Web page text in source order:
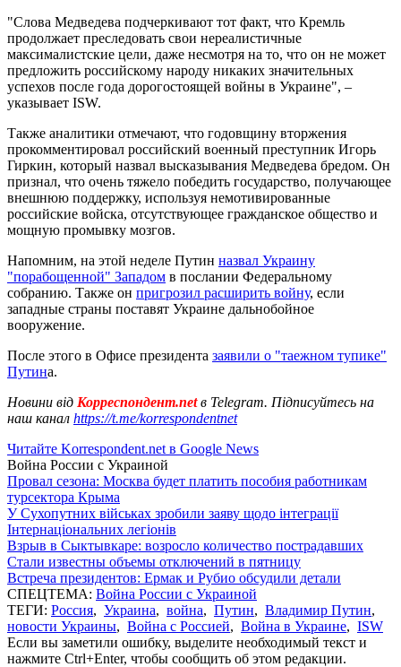
"Слова Медведева подчеркивают тот факт, что Кремль
продолжает преследовать свои нереалистичные
максималистские цели, даже несмотря на то, что он не может
предложить российскому народу никаких значительных
успехов после года дорогостоящей войны в Украине", –
указывает ISW.
Также аналитики отмечают, что годовщину вторжения
прокомментировал российский военный преступник Игорь
Гиркин, который назвал высказывания Медведева бредом. Он
признал, что очень тяжело победить государство, получающее
внешнюю поддержку, используя немотивированные
российские войска, отсутствующее гражданское общество и
мощную промывку мозгов.
Напомним, на этой неделе Путин назвал Украину
"порабощенной" Западом в послании Федеральному
собранию. Также он пригрозил расширить войну, если
западные страны поставят Украине дальнобойное
вооружение.
После этого в Офисе президента заявили о "таежном тупике"
Путина.
Новини від Корреспондент.netв Telegram. Підписуйтесь на
наш канал https://t.me/korrespondentnet
Читайте Korrespondent.net в Google News
Война России с Украиной
Провал сезона: Москва будет платить пособия работникам
турсектора Крыма
У Сухопутних військах зробили заяву щодо інтеграції
Інтернаціональних легіонів
Взрыв в Сыктывкаре: возросло количество пострадавших
Стали известны объемы отключений в пятницу
Встреча президентов: Ермак и Рубио обсудили детали
СПЕЦТЕМА: Война России с Украиной
ТЕГИ: Россия, Украина, война, Путин, Владимир Путин,
новости Украины, Война с Россией, Война в Украине, ISW
Если вы заметили ошибку, выделите необходимый текст и
нажмите Ctrl+Enter, чтобы сообщить об этом редакции.